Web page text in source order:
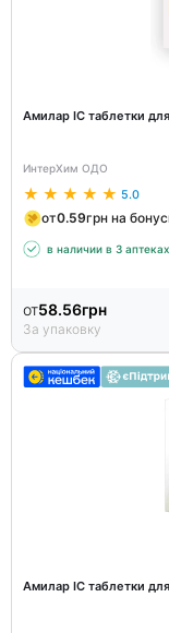
Амилар ІС таблетки
ИнтерХим ОДО
5.0
от0.59грн на
в наличии в 3 аптеках
от58.56грн
За упаковку
Амилар ІС таблетки